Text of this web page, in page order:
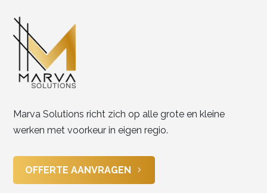
Marva Solutions richt zich op alle grote en kleine
werken met voorkeur in eigen regio.
OFFERTE AANVRAGEN